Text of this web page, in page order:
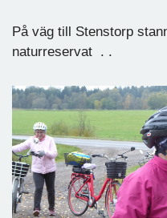
På väg till Stenstorp
naturreservat . .